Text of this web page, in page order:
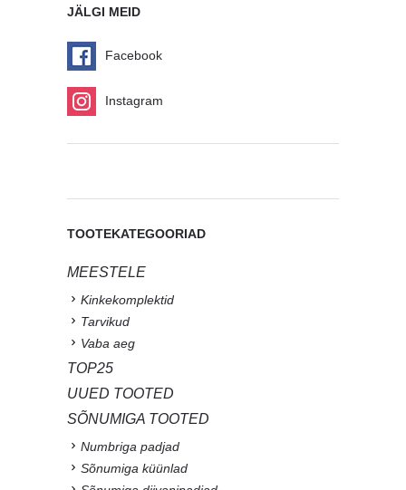
JÄLGI MEID
Facebook
Instagram
TOOTEKATEGOORIAD
MEESTELE
Kinkekomplektid
Tarvikud
Vaba aeg
TOP25
UUED TOOTED
SÕNUMIGA TOOTED
Numbriga padjad
Sõnumiga küünlad